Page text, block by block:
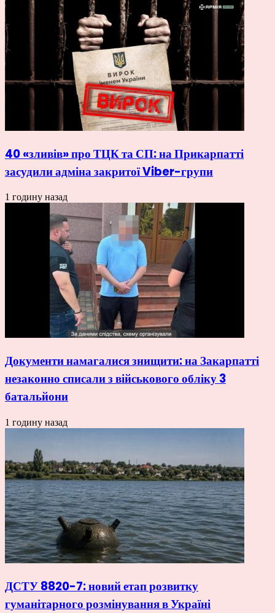
40 «зливів» про ТЦК та СП: на Прикарпатті
засудили адміна закритої Viber-групи
1 годину назад
Документи намагалися знищити: на Закарпатті
незаконно списали з військового обліку 3
батальйони
1 годину назад
ДСТУ 8820-7: новий етап розвитку
гуманітарного розмінування в Україні